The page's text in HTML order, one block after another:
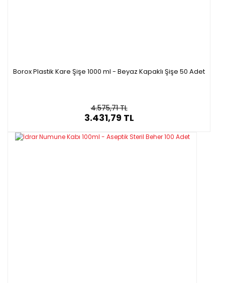
Borox Plastik Kare Şişe 1000 ml - Beyaz Kapaklı Şişe 50 Adet
4.575,71 TL
3.431,79 TL